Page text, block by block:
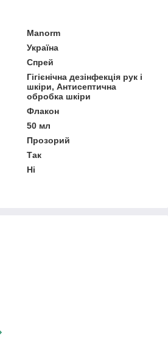
Manorm
Україна
Спрей
Гігієнічна дезінфекція рук і
шкіри, Антисептична
обробка шкіри
Флакон
50 мл
Прозорий
Так
Ні